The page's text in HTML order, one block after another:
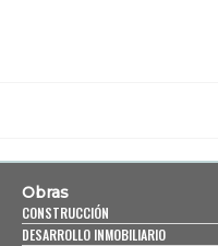
Obras
CONSTRUCCIÓN
DESARROLLO INMOBILIARIO